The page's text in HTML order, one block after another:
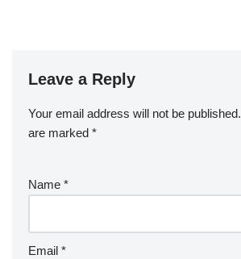
Leave a Reply
Your email address will not be published.
are marked *
Name *
Email *